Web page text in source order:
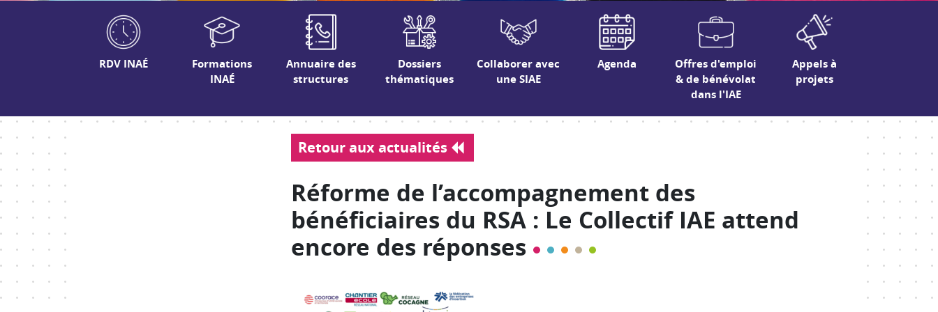
RDV INAÉ
Formations
INAÉ
Annuaire des
structures
Dossiers
thématiques
Collaborer avec
une SIAE
Agenda
Offres d'emploi
& de bénévolat
dans l'IAE
Appels à
projets
Retour aux actualités
Réforme de l’accompagnement des
bénéficiaires du RSA : Le Collectif IAE attend
encore des réponses